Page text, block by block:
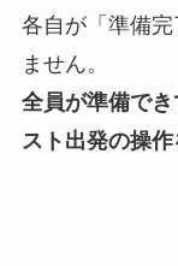
各自が「準備
ません。
全員が準備で
スト出発の操作